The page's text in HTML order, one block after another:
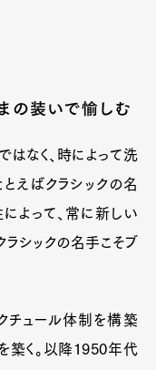
の装いで愉しむ
はなく、時によって洗
えばクラシックの名
よって、常に新しい
シックの名手こそブ
チュール体制を構築
築く。以降1950年代